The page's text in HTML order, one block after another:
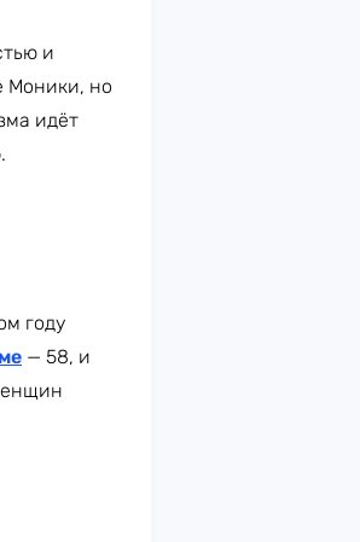
и
Моники, но
идёт
году
— 58, и